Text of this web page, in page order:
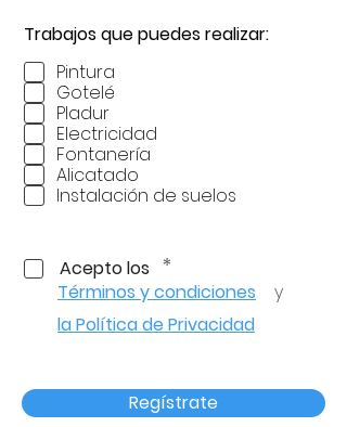
Trabajos que puedes realizar:
Pintura
Gotelé
Pladur
Electricidad
Fontanería
Alicatado
Instalación de suelos
Acepto los *
Términos y condiciones
y
la Política de Privacidad
Regístrate